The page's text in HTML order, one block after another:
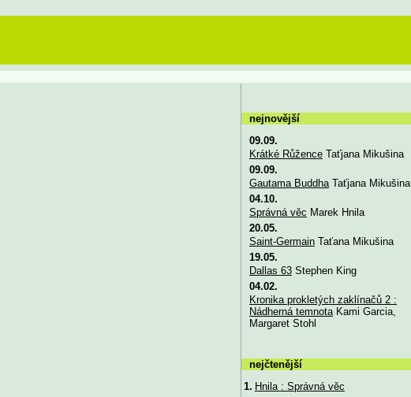
nejnovější
09.09.
Krátké RůženceTaťjana Mikušina
09.09.
Gautama BuddhaTaťjana Mikušina
04.10.
Správná věc Marek Hnila
20.05.
Saint-GermainTaťana Mikušina
19.05.
Dallas 63Stephen King
04.02.
Kronika prokletých zaklínačů 2 :
Nádherná temnotaKami Garcia,
Margaret Stohl
nejčtenější
1. Hnila : Správná věc